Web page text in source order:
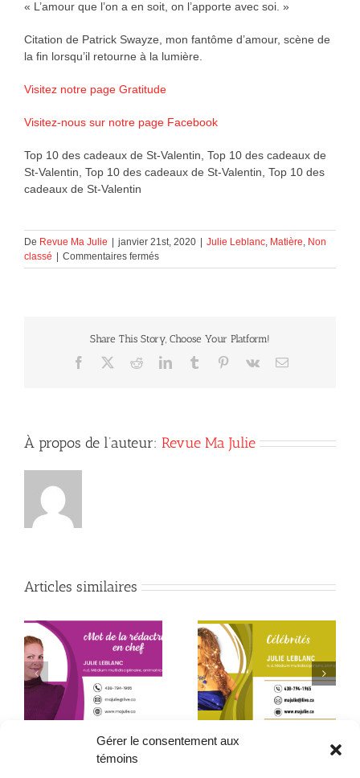
Gérer le consentement aux
témoins
« L’amour que l’on a en soit, on l’apporte avec soi. »
Citation de Patrick Swayze, mon fantôme d’amour, scène de
la fin lorsqu’il retourne à la lumière.
Visitez notre page Gratitude
Visitez-nous sur notre page Facebook
Top 10 des cadeaux de St-Valentin, Top 10 des cadeaux de
St-Valentin, Top 10 des cadeaux de St-Valentin, Top 10 des
cadeaux de St-Valentin
De Revue Ma Julie | janvier 21st, 2020 | Julie Leblanc, Matière, Non
classé | Commentaires ferméssur
Top
St-
Valentin.
Share This Story, Choose Your Platform!
Facebook RedditLinkedInTumblr Pinterest
Vk Courriel
À propos de l’auteur: Revue Ma Julie
Articles similaires
Début de la quatrième
année
Le père que mon âme
a choisi – 2ᵉ partie